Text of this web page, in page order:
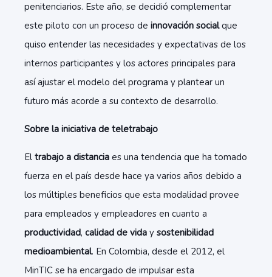
penitenciarios. Este año, se decidió complementar
este piloto con un proceso de innovación socialque
quiso entender las necesidades y expectativas de los
internos participantes y los actores principales para
así ajustar el modelo del programa y plantear un
futuro más acorde a su contexto de desarrollo.
Sobre la iniciativa de teletrabajo
El trabajo a distancia es una tendencia que ha tomado
fuerza en el país desde hace ya varios años debido a
los múltiples beneficios que esta modalidad provee
para empleados y empleadores en cuanto a
productividad, calidad de vida y sostenibilidad
medioambiental. En Colombia, desde el 2012, el
MinTIC se ha encargado de impulsar esta